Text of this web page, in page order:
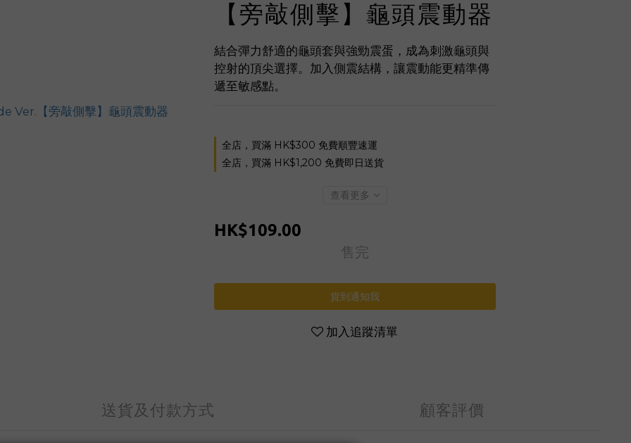
【旁敲側擊】龜頭震動器
結合彈力舒適的龜頭套與強勁震蛋，成為刺激龜頭與
控射的頂尖選擇。加入側震結構，讓震動能更精準傳
遞至敏感點。
全店，買滿 HK$300 免費順豐速運
全店，買滿 HK$1,200 免費即日送貨
查看更多
HK$109.00
售完
貨到通知我
加入追蹤清單
送貨及付款方式 顧客評價